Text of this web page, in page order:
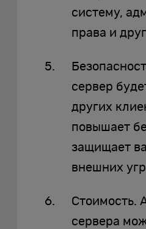
систему,
права и
сервер
других
повышает
защищает
внешних
Стоимость.
сервера